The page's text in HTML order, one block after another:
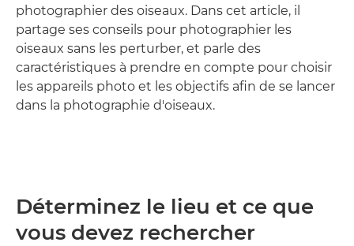
photographier des oiseaux. Dans cet article, il
partage ses conseils pour photographier les
oiseaux sans les perturber, et parle des
caractéristiques à prendre en compte pour choisir
les appareils photo et les objectifs afin de se lancer
dans la photographie d'oiseaux.
Déterminez le lieu et ce que
vous devez rechercher